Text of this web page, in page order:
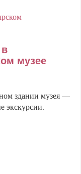
музее
здании музея —
экскурсии.